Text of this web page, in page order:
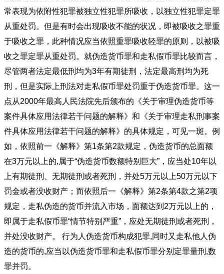
常表现为依附性犯罪被独立性犯罪所吸收，以独立性犯罪定罪
从重处罚。但是有时会出现吸收不能的状况，即被吸收之罪重
于吸收之罪，此种情况应当依照重罪吸收轻罪的原则，以被吸
收之罪定罪从重处罚。就伪造货币罪和走私假币罪比较而言，
尽管两者法定最低刑均为3年有期徒刑，法定最高刑均为死
刑，但是实际上刑法对走私假币罪处罚重于伪造货币罪。这一
点从2000年最高人民法院先后颁布的《关于审理伪造货币等
案件具体应用法律若干问题的解释》和《关于审理走私刑事案
件具体应用法律若干问题的解释》的具体规定，可见一斑。例
如，依照前一《解释》第1条第2款规定，伪造货币的总面额
在3万元以上的,属于“伪造货币数额特别巨大”，应当处10年以
上有期徒刑、无期徒刑或者死刑，并处5万元以上50万元以下
罚金或者没收财产；而依照后一《解释》第2条第4款之第2项
规定，走私伪造的货币并流入市场，面额达到2万元以上的，
即属于走私假币罪“情节特别严重”，应处无期徒刑或者死刑，
并处没收财产。 行为人伪造货币构成犯罪,同时又走私他人伪
造的货币的,应当以伪造货币罪和走私假币罪分别定罪量刑,数
罪并罚。